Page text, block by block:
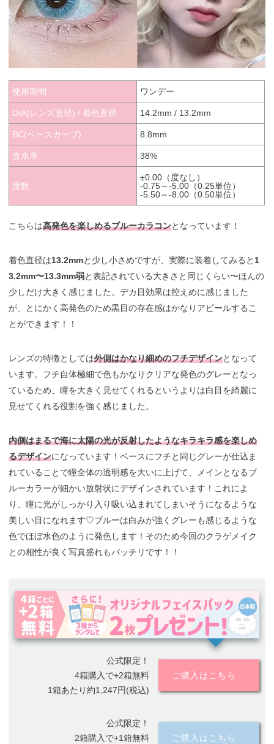
使用期間 ワンデー
DIA(レンズ直径) / 着色直径 14.2mm / 13.2mm
BC(ベースカーブ) 8.8mm
含水率 38%
度数
±0.00（度なし）
-0.75～-5.00（0.25単位）
-5.50～-8.00（0.50単位）
こちらは高発色を楽しめるブルーカラコンとなっています！
着色直径は13.2mmと少し小さめですが、実際に装着してみると 1
3.2mm〜13.3mm弱と表記されている大きさと同じくらい〜ほんの
少しだけ大きく感じました。デカ目効果は控えめに感じました
が、とにかく高発色のため黒目の存在感はかなりアピールするこ
とができます！！
レンズの特徴としては外側はかなり細めのフチデザインとなって
います。フチ自体極細で色もかなりクリアな発色のグレーとなっ
ているため、瞳を大きく見せてくれるというよりは白目を綺麗に
見せてくれる役割を強く感じました。
内側はまるで海に太陽の光が反射したようなキラキラ感を楽しめ
るデザインになっています！ベースにフチと同じグレーが仕込ま
れていることで瞳全体の透明感を大いに上げて、メインとなるブ
ルーカラーが細かい放射状にデザインされています！これによ
り、瞳に光がしっかり入り吸い込まれてしまいそうになるような
美しい目になれます♡ブルーは白みが強くグレーも感じるような
色でほぼ水色のように発色します！そのため今回のクラゲメイク
との相性が良く写真盛れもバッチリです！！
公式限定！
4箱購入で+2箱無料
1箱あたり約1,247円(税込)
ご購入はこちら
公式限定！
2箱購入で+1箱無料
ご購入はこちら